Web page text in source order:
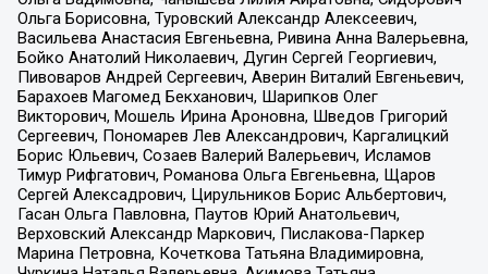
Ольга Борисовна, Туровский Александр Алексеевич,
Васильева Анастасия Евгеньевна, Ривина Анна Валерьевна,
Бойко Анатолий Николаевич, Дугин Сергей Георгиевич,
Пивоваров Андрей Сергеевич, Аверин Виталий Евгеньевич,
Барахоев Магомед Бекханович, Шарипков Олег
Викторович, Мошель Ирина Ароновна, Шведов Григорий
Сергеевич, Пономарев Лев Александрович, Каргалицкий
Борис Юльевич, Созаев Валерий Валерьевич, Исламов
Тимур Рифгатович, Романова Ольга Евгеньевна, Щаров
Сергей Алексадрович, Цирульников Борис Альбертович,
Гасан Ольга Павловна, Паутов Юрий Анатольевич,
Верховский Александр Маркович, Пислакова-Паркер
Марина Петровна, Кочеткова Татьяна Владимировна,